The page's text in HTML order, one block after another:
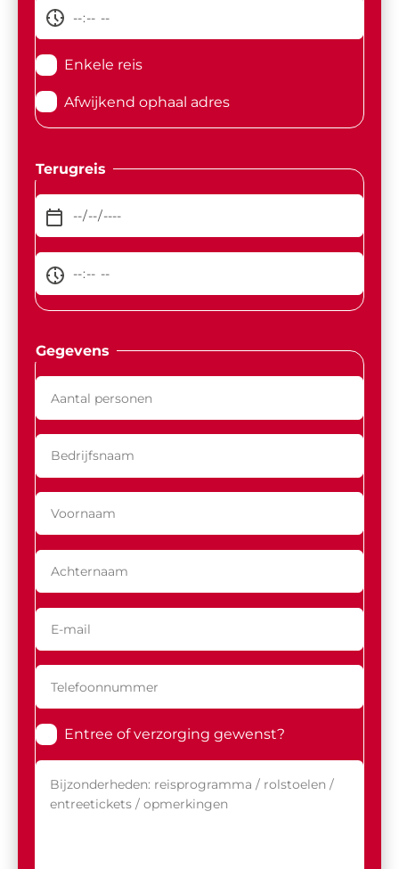
Enkele reis
Afwijkend ophaal adres
Terugreis
Gegevens
Entree of verzorging gewenst?